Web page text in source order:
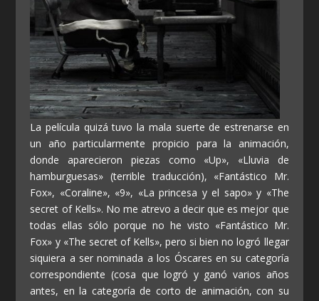
La película quizá tuvo la mala suerte de estrenarse en
un año particularmente propicio para la animación,
donde aparecieron piezas como «Up», «Lluvia de
hamburguesas» (terrible traducción), «Fantástico Mr.
Fox», «Coraline», «9», «La princesa y el sapo» y «The
secret of Kells». No me atrevo a decir que es mejor que
todas ellas sólo porque no he visto «Fantástico Mr.
Fox» y «The secret of Kells», pero si bien no logró llegar
siquiera a ser nominada a los Óscares en su categoría
correspondiente (cosa que logró y ganó varios años
antes, en la categoría de corto de animación, con su